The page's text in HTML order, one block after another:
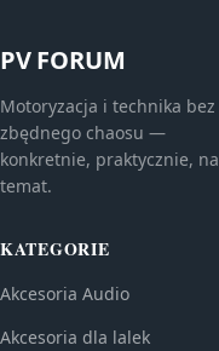
PV FORUM
Motoryzacja i technika bez
zbędnego chaosu —
konkretnie, praktycznie, na
temat.
KATEGORIE
Akcesoria Audio
Akcesoria dla lalek